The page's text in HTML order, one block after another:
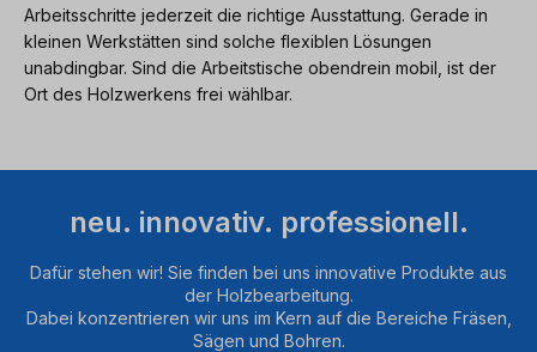
Arbeitsschritte jederzeit die richtige Ausstattung. Gerade in
kleinen Werkstätten sind solche flexiblen Lösungen
unabdingbar. Sind die Arbeitstische obendrein mobil, ist der
Ort des Holzwerkens frei wählbar.
neu. innovativ. professionell.
Dafür stehen wir! Sie finden bei uns innovative Produkte aus
der Holzbearbeitung.
Dabei konzentrieren wir uns im Kern auf die Bereiche Fräsen,
Sägen und Bohren.